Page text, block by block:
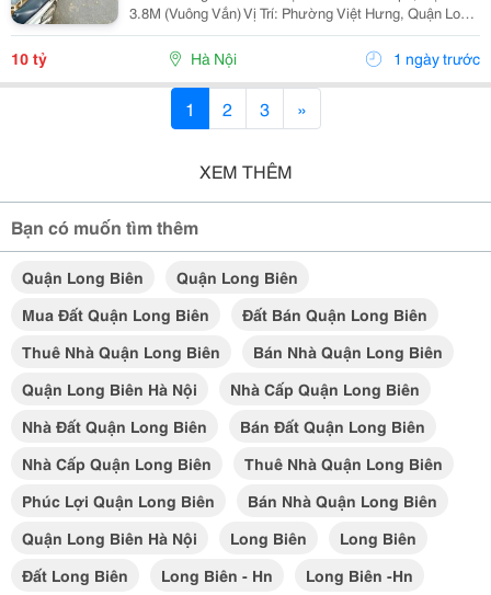
3.8M (Vuông Vắn) Vị Trí: Phường Việt Hưng, Quận Long
Biên - Khu Vực Hạ Tầng Đồng Bộ, Giao Thông Kết Nối
Hoàn Hảo. Vị Trí &Amp; Tiện Ích...
10 tỷ Hà Nội 1 ngày trước
1 2 3 »
XEM THÊM
Bạn có muốn tìm thêm
Quận Long Biên
Quận Long Biên
Mua Đất Quận Long Biên
Đất Bán Quận Long Biên
Thuê Nhà Quận Long Biên
Bán Nhà Quận Long Biên
Quận Long Biên Hà Nội
Nhà Cấp Quận Long Biên
Nhà Đất Quận Long Biên
Bán Đất Quận Long Biên
Nhà Cấp Quận Long Biên
Thuê Nhà Quận Long Biên
Phúc Lợi Quận Long Biên
Bán Nhà Quận Long Biên
Quận Long Biên Hà Nội
Long Biên
Long Biên
Đất Long Biên
Long Biên - Hn Long Biên -hn